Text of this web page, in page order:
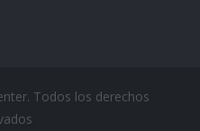
Todos los derechos